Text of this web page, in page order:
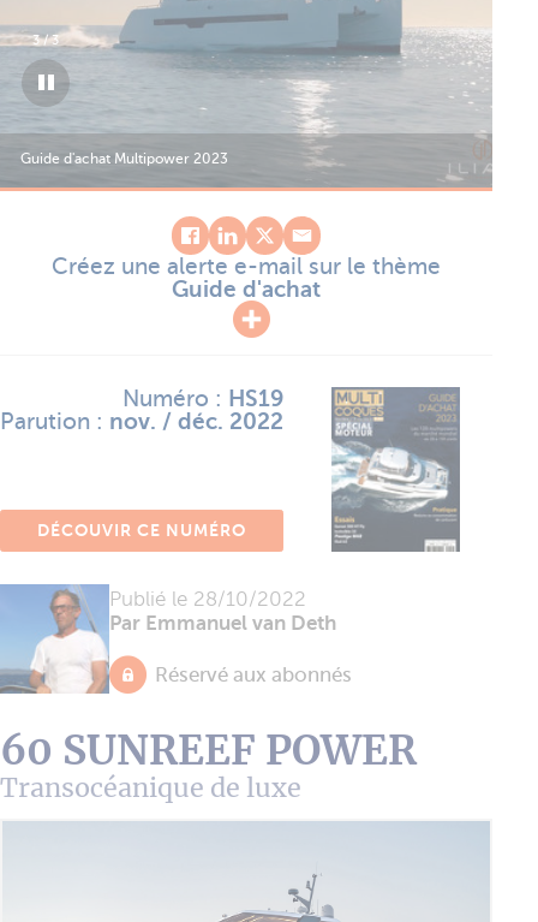
Guide d'achat Multipower 2023
3/3
Créez une alerte e-mail sur le thème
Guide d'achat
Publié le 28/10/2022
Par Emmanuel van Deth
Réservé aux abonnés
Numéro : HS19
Parution : nov. / déc. 2022
DÉCOUVIR CE NUMÉRO
60 SUNREEF POWER
Transocéanique de luxe